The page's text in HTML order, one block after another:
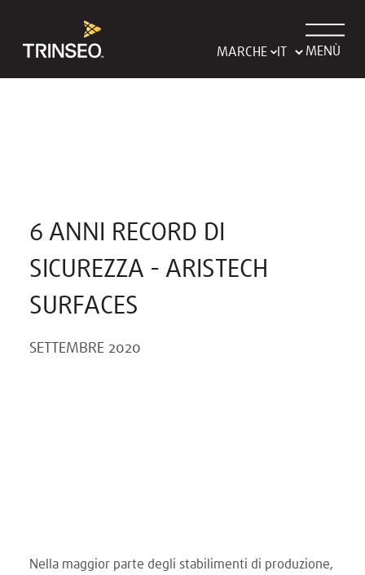
MARCHE MENÙ
6 ANNI RECORD DI
SICUREZZA - ARISTECH
SURFACES
SETTEMBRE 2020
Nella maggior parte degli stabilimenti di produzione,